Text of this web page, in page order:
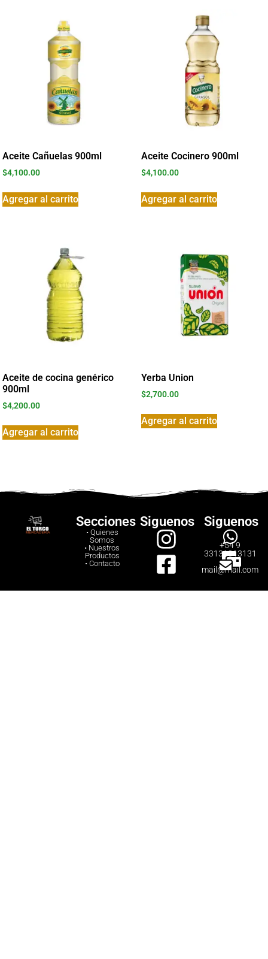
Aceite Cañuelas 900ml
$4,100.00
Agregar al carrito
Aceite Cocinero 900ml
$4,100.00
Agregar al carrito
Aceite de cocina genérico
900ml
$4,200.00
Agregar al carrito
Yerba Union
$2,700.00
Agregar al carrito
Secciones
• Quienes
Somos
• Nuestros
Productos
• Contacto
Siguenos Siguenos
+54 9
33131313131
mail@mail.com